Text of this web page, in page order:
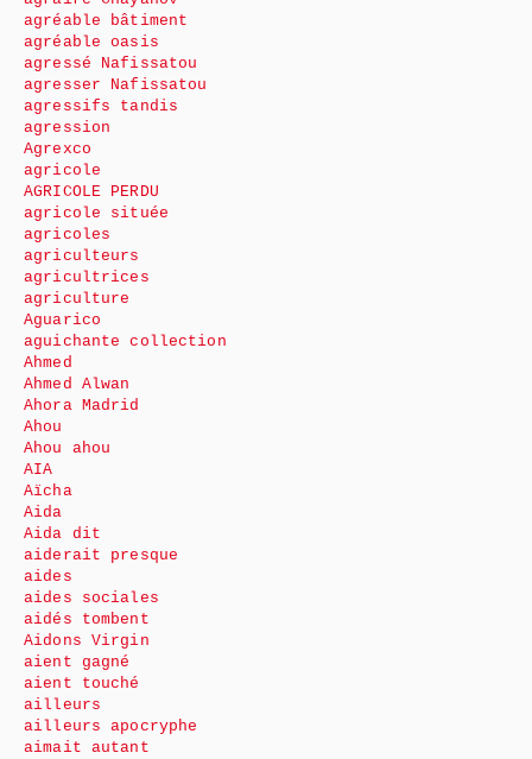
agréable bâtiment
agréable oasis
agressé Nafissatou
agresser Nafissatou
agressifs tandis
agression
Agrexco
agricole
AGRICOLE PERDU
agricole située
agricoles
agriculteurs
agricultrices
agriculture
Aguarico
aguichante collection
Ahmed
Ahmed Alwan
Ahora Madrid
Ahou
Ahou ahou
AIA
Aïcha
Aida
Aida dit
aiderait presque
aides
aides sociales
aidés tombent
Aidons Virgin
aient gagné
aient touché
ailleurs
ailleurs apocryphe
aimait autant